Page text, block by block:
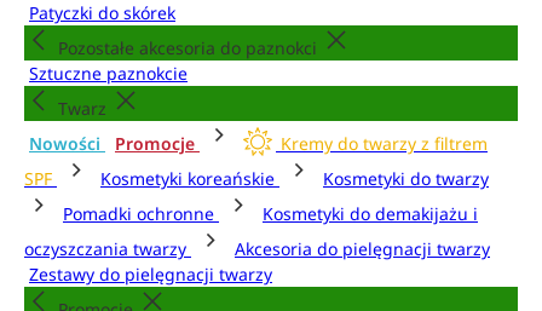
Patyczki do skórek
Pozostałe akcesoria do paznokci
Sztuczne paznokcie
Twarz
Nowości
Promocje
Kremy do twarzy z filtrem
SPF
Kosmetyki koreańskie
Kosmetyki do twarzy
Pomadki ochronne
Kosmetyki do demakijażu i
oczyszczania twarzy
Akcesoria do pielęgnacji twarzy
Zestawy do pielęgnacji twarzy